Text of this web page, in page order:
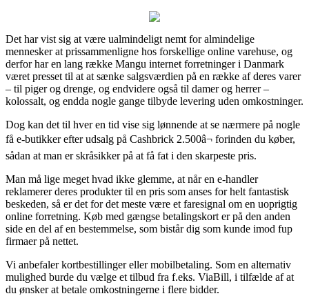
Det har vist sig at være ualmindeligt nemt for almindelige
mennesker at prissammenligne hos forskellige online varehuse, og
derfor har en lang række Mangu internet forretninger i Danmark
været presset til at at sænke salgsværdien på en række af deres varer
– til piger og drenge, og endvidere også til damer og herrer –
kolossalt, og endda nogle gange tilbyde levering uden omkostninger.
Dog kan det til hver en tid vise sig lønnende at se nærmere på nogle
få e-butikker efter udsalg på Cashbrick 2.500â¬ forinden du køber,
sådan at man er skråsikker på at få fat i den skarpeste pris.
Man må lige meget hvad ikke glemme, at når en e-handler
reklamerer deres produkter til en pris som anses for helt fantastisk
beskeden, så er det for det meste være et faresignal om en uoprigtig
online forretning. Køb med gængse betalingskort er på den anden
side en del af en bestemmelse, som bistår dig som kunde imod fup
firmaer på nettet.
Vi anbefaler kortbestillinger eller mobilbetaling. Som en alternativ
mulighed burde du vælge et tilbud fra f.eks. ViaBill, i tilfælde af at
du ønsker at betale omkostningerne i flere bidder.